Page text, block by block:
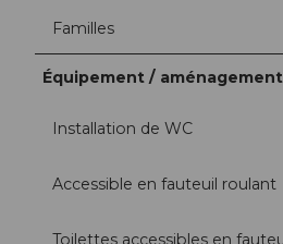
Familles
Équipement / aménagement
Installation de WC
Accessible en fauteuil roulant
Toilettes accessibles en